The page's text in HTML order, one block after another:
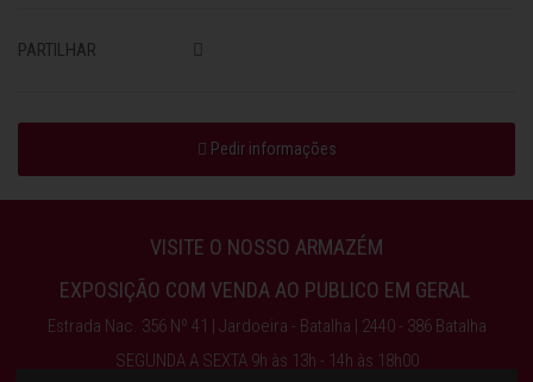
PARTILHAR
Pedir informações
VISITE O NOSSO ARMAZÉM
EXPOSIÇÃO COM VENDA AO PUBLICO EM GERAL
Estrada Nac. 356 Nº 41 | Jardoeira - Batalha | 2440 - 386 Batalha
SEGUNDA A SEXTA 9h às 13h - 14h às 18h00